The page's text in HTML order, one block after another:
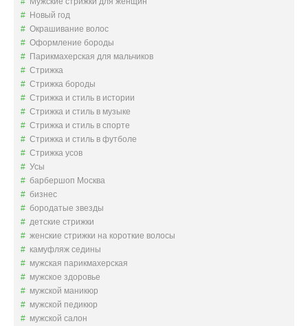
Новый год
Окрашивание волос
Оформление бороды
Парикмахерская для мальчиков
Стрижка
Стрижка бороды
Стрижка и стиль в истории
Стрижка и стиль в музыке
Стрижка и стиль в спорте
Стрижка и стиль в футболе
Стрижка усов
Усы
барбершоп Москва
бизнес
бородатые звезды
детские стрижки
женские стрижки на короткие волосы
камуфляж седины
мужская парикмахерская
мужское здоровье
мужской маникюр
мужской педикюр
мужской салон